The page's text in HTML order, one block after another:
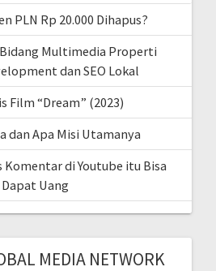
PLN Rp 20.000 Dihapus?
Multimedia Properti
dan SEO Lokal
Film “Dream” (2023)
dan Apa Misi Utamanya
Komentar di Youtube itu Bisa
Dapat Uang
MEDIA NETWORK